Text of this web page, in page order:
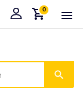
Корзина
0